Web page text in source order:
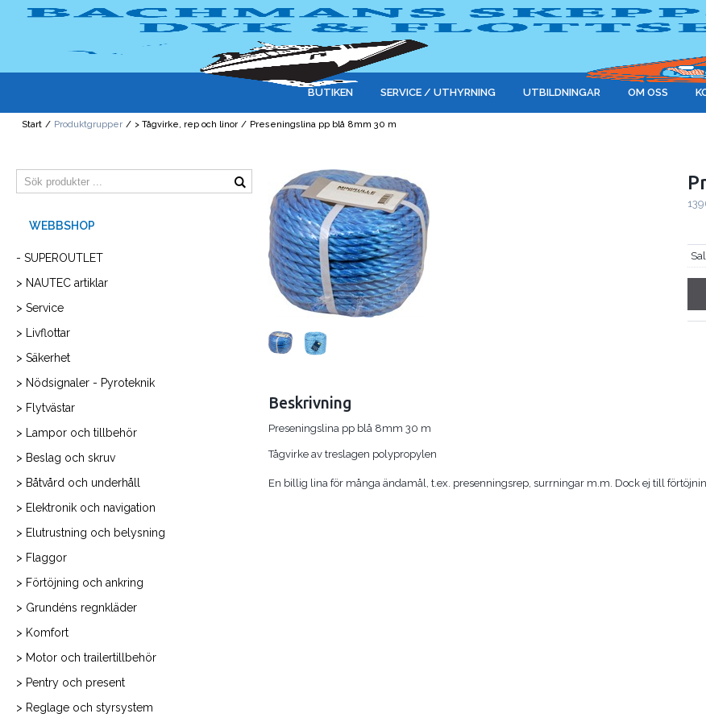
BUTIKEN SERVICE / UTHYRNING UTBILDNINGAR OM OSS
Start / Produktgrupper / > Tågvirke, rep och linor / Preseningslina pp blå 8mm 30 m
- SUPEROUTLET
> NAUTEC artiklar
> Service
> Livflottar
> Säkerhet
> Nödsignaler - Pyroteknik
> Flytvästar
> Lampor och tillbehör
> Beslag och skruv
> Båtvård och underhåll
> Elektronik och navigation
> Elutrustning och belysning
> Flaggor
> Förtöjning och ankring
> Grundéns regnkläder
> Komfort
> Motor och trailertillbehör
> Pentry och present
> Reglage och styrsystem
Beskrivning
Preseningslina pp blå 8mm 30 m
Tågvirke av treslagen polypropylen
En billig lina för många ändamål, t.ex. presenningsrep, surrningar m.m. Dock ej till